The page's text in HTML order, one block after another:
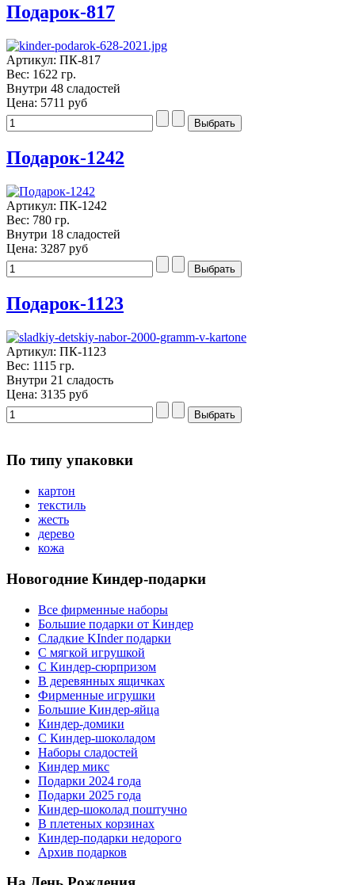
Подарок-817
Артикул: ПК-817
Вес: 1622 гр.
Внутри 48 сладостей
Цена: 5711 руб
Подарок-1242
Артикул: ПК-1242
Вес: 780 гр.
Внутри 18 сладостей
Цена: 3287 руб
Подарок-1123
Артикул: ПК-1123
Вес: 1115 гр.
Внутри 21 сладость
Цена: 3135 руб
По типу упаковки
картон
текстиль
жесть
дерево
кожа
Новогодние Киндер-подарки
Все фирменные наборы
Большие подарки от Киндер
Сладкие KInder подарки
С мягкой игрушкой
С Киндер-сюрпризом
В деревянных ящичках
Фирменные игрушки
Большие Киндер-яйца
Киндер-домики
С Киндер-шоколадом
Наборы сладостей
Киндер микс
Подарки 2024 года
Подарки 2025 года
Киндер-шоколад поштучно
В плетеных корзинах
Киндер-подарки недорого
Архив подарков